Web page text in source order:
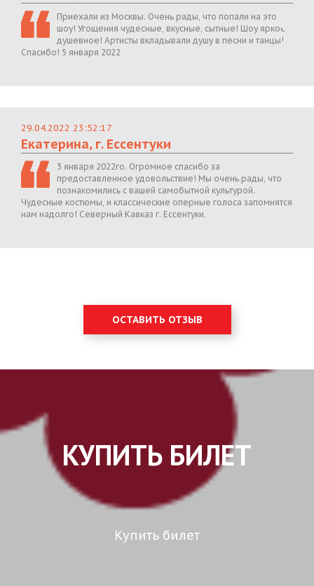
Приехали из Москвы. Очень рады, что попали на это
шоу! Угощения чудесные, вкусные, сытные! Шоу яркое,
душевное! Артисты вкладывали душу в песни и танцы!
Спасибо! 5 января 2022
29.04.2022 23:52:17
Екатерина, г. Ессентуки
3 января 2022го. Огромное спасибо за
предоставленное удовольствие! Мы очень рады, что
познакомились с вашей самобытной культурой.
Чудесные костюмы, и классические оперные голоса запомнятся
нам надолго! Северный Кавказ г. Ессентуки.
ОСТАВИТЬ ОТЗЫВ
КУПИТЬ БИЛЕТ
Купить билет